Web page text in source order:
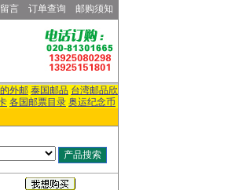
言 订单查询 邮购须知
外邮 泰国邮品 台湾邮品欣
各国邮票目录 奥运纪念币